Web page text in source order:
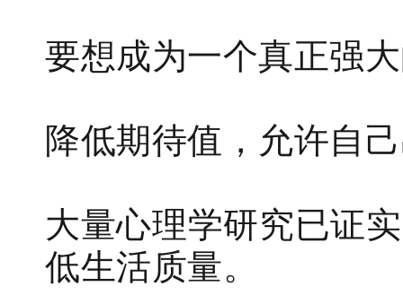
要想成为一个真正强
降低期待值，允许自
大量心理学研究已证
低生活质量。